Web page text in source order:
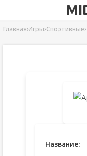
Главная›Игры›Спортивные›
Название: